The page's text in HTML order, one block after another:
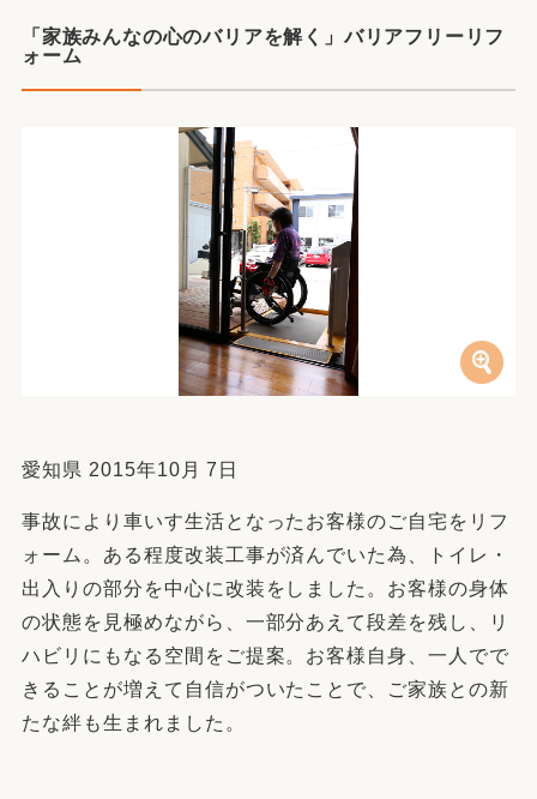
「家族みんなの心のバリアを解く」バリアフリーリフ
ォーム
愛知県 2015年10月 7日
事故により車いす生活となったお客様のご自宅をリフ
ォーム。ある程度改装工事が済んでいた為、トイレ・
出入りの部分を中心に改装をしました。お客様の身体
の状態を見極めながら、一部分あえて段差を残し、リ
ハビリにもなる空間をご提案。お客様自身、一人でで
きることが増えて自信がついたことで、ご家族との新
たな絆も生まれました。